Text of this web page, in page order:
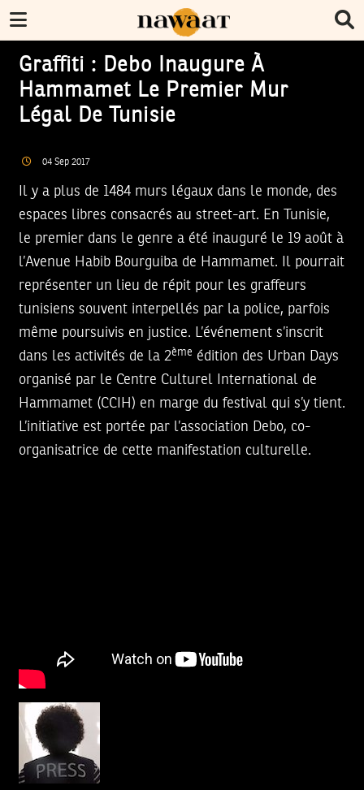
Graffiti : Debo Inaugure À
Hammamet Le Premier Mur
Légal De Tunisie
04 Sep 2017
Il y a plus de 1484 murs légaux dans le monde, des
espaces libres consacrés au street-art. En Tunisie,
le premier dans le genre a été inauguré le 19 août à
l’Avenue Habib Bourguiba de Hammamet. Il pourrait
représenter un lieu de répit pour les graffeurs
tunisiens souvent interpellés par la police, parfois
même poursuivis en justice. L’événement s’inscrit
dans les activités de la 2ème édition des Urban Days
organisé par le Centre Culturel International de
Hammamet (CCIH) en marge du festival qui s’y tient.
L’initiative est portée par l’association Debo, co-
organisatrice de cette manifestation culturelle.